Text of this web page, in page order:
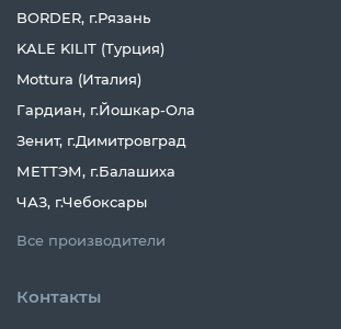
BORDER, г.Рязань
KALE KILIT (Турция)
Mottura (Италия)
Гардиан, г.Йошкар-Ола
Зенит, г.Димитровград
МЕТТЭМ, г.Балашиха
ЧАЗ, г.Чебоксары
Все производители
Контакты